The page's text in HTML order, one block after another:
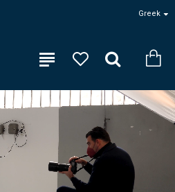
Greek